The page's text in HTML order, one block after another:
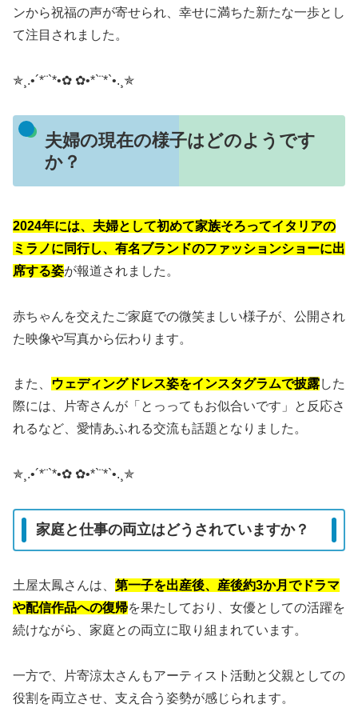
ンから祝福の声が寄せられ、幸せに満ちた新たな一歩とし
て注目されました 。
✯¸.•´*¨`*•✿ ✿•*`¨*`•.¸✯
夫婦の現在の様子はどのようです
か？
2024年には、夫婦として初めて家族そろってイタリアの
ミラノに同行し、有名ブランドのファッションショーに出
席する姿が報道されました。
赤ちゃんを交えたご家庭での微笑ましい様子が、公開され
た映像や写真から伝わります。
また、 ウェディングドレス姿をインスタグラムで披露した
際には、片寄さんが「とっってもお似合いです」と反応さ
れるなど、愛情あふれる交流も話題となりました 。
✯¸.•´*¨`*•✿ ✿•*`¨*`•.¸✯
家庭と仕事の両立はどうされていますか？
土屋太鳳さんは、 第一子を出産後、産後約3か月でドラマ
や配信作品への復帰を果たしており、女優としての活躍を
続けながら、家庭との両立に取り組まれています。
一方で、片寄涼太さんもアーティスト活動と父親としての
役割を両立させ、支え合う姿勢が感じられます。